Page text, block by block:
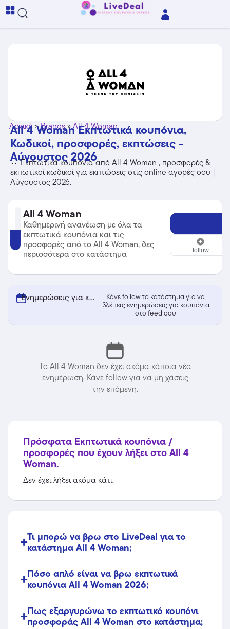
Αρχική »Brands»All 4 Woman
All 4 Woman Εκπτωτικά κουπόνια,
Κωδικοί, προσφορές, εκπτώσεις -
Αύγουστος 2026
🎫 Εκπτωτικά κουπόνια από All 4 Woman , προσφορές &
εκπωτικοί κωδικοί για εκπτώσεις στις online αγορές σου |
Αύγουστος 2026.
All 4 Woman
All 4 Woman
Καθημερινή ανανέωση με όλα τα
εκπτωτικά κουπόνια και τις
προσφορές από το All 4 Woman, δες
περισσότερα στο κατάστημα
follow
Ενημερώσεις για κουπόνια από All 4 Woman
Κάνε follow το κατάστημα για να
βλέπεις ενημερώσεις για κουπόνια
στο feed σου
Το All 4 Woman δεν έχει ακόμα κάποια νέα
ενημέρωση. Κάνε follow για να μη χάσεις
την επόμενη.
Πρόσφατα Εκπτωτικά κουπόνια /
προσφορές που έχουν λήξει στο All 4
Woman.
Δεν έχει λήξει ακόμα κάτι.
Τι μπορώ να βρω στο LiveDeal για το
κατάστημα All 4 Woman;
Πόσο απλό είναι να βρω εκπτωτικά
κουπόνια All 4 Woman 2026;
Πως εξαργυρώνω το εκπτωτικό κουπόνι
προσφοράς All 4 Woman στο κατάστημα;